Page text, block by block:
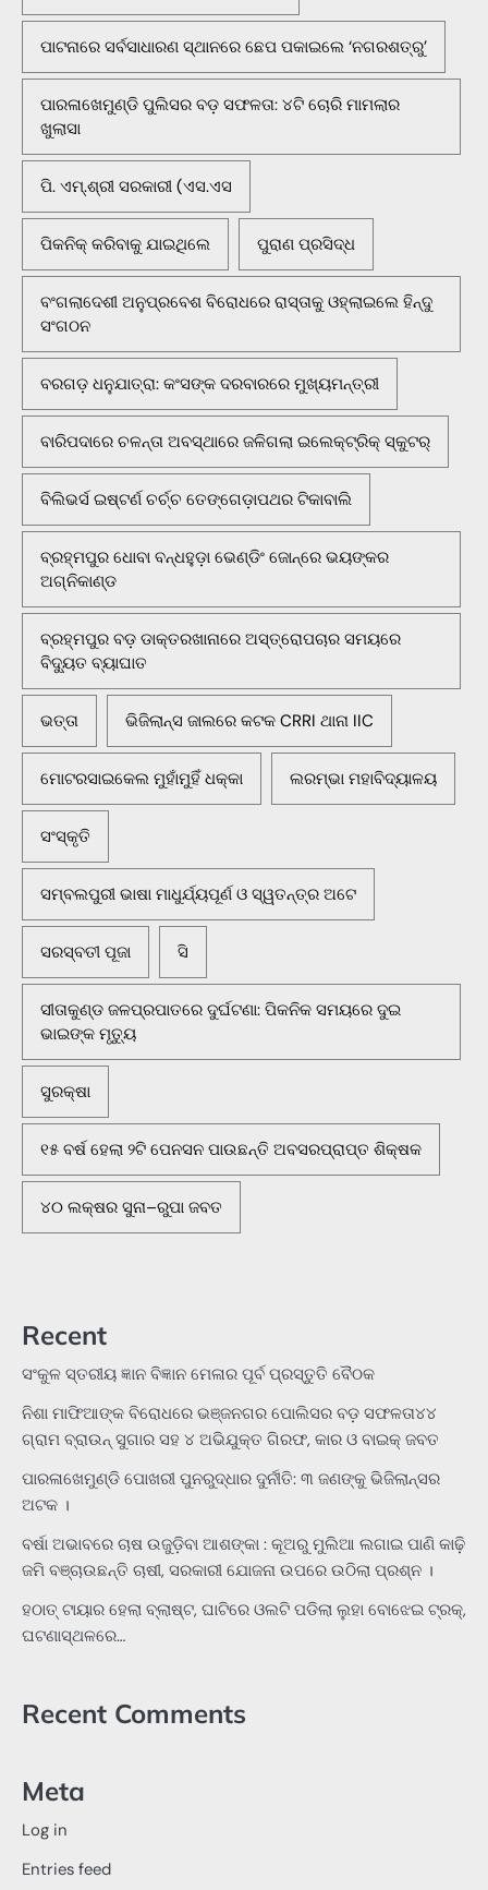
ପାଟନାରେ ସର୍ବସାଧାରଣ ସ୍ଥାନରେ ଛେପ ପକାଇଲେ ‘ନଗରଶତ୍ରୁ’
ପାରଳାଖେମୁଣ୍ଡି ପୁଲିସର ବଡ଼ ସଫଳତା: ୪ଟି ଚୋରି ମାମଲାର
ଖୁଲାସା
ପି. ଏମ୍.ଶ୍ରୀ ସରକାରୀ (ଏସ.ଏସ
ପିକନିକ୍‌ କରିବାକୁ ଯାଇଥିଲେ ପୁରାଣ ପ୍ରସିଦ୍ଧ
ବଂଗଲାଦେଶୀ ଅନୁପ୍ରବେଶ ବିରୋଧରେ ରାସ୍ତାକୁ ଓହ୍ଲାଇଲେ ହିନ୍ଦୁ
ସଂଗଠନ
ବରଗଡ଼ ଧନୁଯାତ୍ରା: କଂସଙ୍କ ଦରବାରରେ ମୁଖ୍ୟମନ୍ତ୍ରୀ
ବାରିପଦାରେ ଚଳନ୍ତା ଅବସ୍ଥାରେ ଜଳିଗଲା ଇଲେକ୍ଟ୍ରିକ୍ ସ୍କୁଟର୍
ବିଲିଭର୍ସ ଇଷ୍ଟର୍ଣ ଚର୍ଚ୍ଚ ତେଙ୍ଗେଡ଼ାପଥର ଟିକାବାଲି
ବ୍ରହ୍ମପୁର ଧୋବା ବନ୍ଧହୁଡ଼ା ଭେଣ୍ଡିଂ ଜୋନ୍‌ରେ ଭୟଙ୍କର
ଅଗ୍ନିକାଣ୍ଡ
ବ୍ରହ୍ମପୁର ବଡ଼ ଡାକ୍ତରଖାନାରେ ଅସ୍ତ୍ରୋପଚାର ସମୟରେ
ବିଦ୍ୟୁତ ବ୍ୟାଘାତ
ଭତ୍ତା ଭିଜିଲାନ୍ସ ଜାଲରେ କଟକ CRRI ଥାନା IIC
ମୋଟରସାଇକେଲ ମୁହାଁମୁହିଁ ଧକ୍କା ଲରମ୍ଭା ମହାବିଦ୍ୟାଳୟ
ସଂସ୍କୃତି
ସମ୍ବଲପୁରୀ ଭାଷା ମାଧୁର୍ଯ୍ୟପୂର୍ଣ ଓ ସ୍ୱତନ୍ତ୍ର ଅଟେ
ସରସ୍ବତୀ ପୂଜା ସି
ସୀତାକୁଣ୍ଡ ଜଳପ୍ରପାତରେ ଦୁର୍ଘଟଣା: ପିକନିକ ସମୟରେ ଦୁଇ
ଭାଇଙ୍କ ମୃତ୍ୟୁ
ସୁରକ୍ଷା
୧୫ ବର୍ଷ ହେଲା ୨ଟି ପେନସନ ପାଉଛନ୍ତି ଅବସରପ୍ରାପ୍ତ ଶିକ୍ଷକ
୪୦ ଲକ୍ଷର ସୁନା–ରୁପା ଜବତ
Recent
ସଂକୁଳ ସ୍ତରୀୟ ଜ୍ଞାନ ବିଜ୍ଞାନ ମେଳାର ପୂର୍ବ ପ୍ରସ୍ତୁତି ବୈଠକ
ନିଶା ମାଫିଆଙ୍କ ବିରୋଧରେ ଭଞ୍ଜନଗର ପୋଲିସର ବଡ଼ ସଫଳତା୪୪
ଗ୍ରାମ ବ୍ରାଉନ୍ ସୁଗାର ସହ ୪ ଅଭିଯୁକ୍ତ ଗିରଫ, କାର ଓ ବାଇକ୍ ଜବତ
ପାରଳାଖେମୁଣ୍ଡି ପୋଖରୀ ପୁନରୁଦ୍ଧାର ଦୁର୍ନୀତି: ୩ ଜଣଙ୍କୁ ଭିଜିଲାନ୍ସର
ଅଟକ ।
ବର୍ଷା ଅଭାବରେ ଚାଷ ଉଜୁଡ଼ିବା ଆଶଙ୍କା : କୂଅରୁ ମୁଲିଆ ଲଗାଇ ପାଣି କାଢ଼ି
ଜମି ବଞ୍ଚାଉଛନ୍ତି ଚାଷୀ, ସରକାରୀ ଯୋଜନା ଉପରେ ଉଠିଲା ପ୍ରଶ୍ନ ।
ହଠାତ୍‌ ଟାୟାର ହେଲା ବ୍ଲାଷ୍ଟ, ଘାଟିରେ ଓଲଟି ପଡିଲା ଲୁହା ବୋଝେଇ ଟ୍ରକ୍‌,
ଘଟଣାସ୍ଥଳରେ…
Recent Comments
Meta
Log in
Entries feed